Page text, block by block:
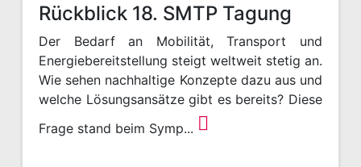
Rückblick 18. SMTP Tagung
Der Bedarf an Mobilität, Transport und
Energiebereitstellung steigt welt­weit stetig an.
Wie sehen nachhaltige Konzepte dazu aus und
welche Lösungs­ansätze gibt es bereits? Diese
Frage stand beim Symp...